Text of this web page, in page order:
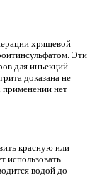
хрящевой
Эти
для инъекций.
доказана не
применении нет
красную или
использовать
водой до